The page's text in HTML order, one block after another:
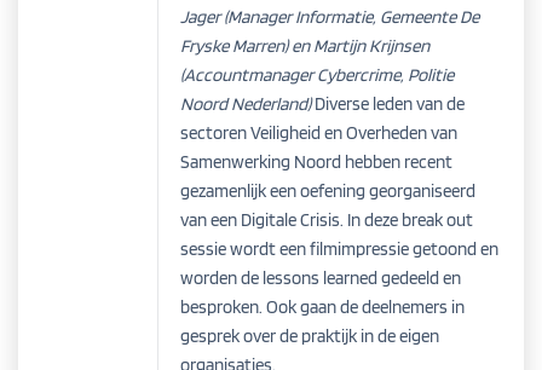
Jager (Manager Informatie, Gemeente De
FryskeMarren) enMartijnKrijnsen
(Accountmanager Cybercrime, Politie
Noord Nederland)Diverse leden van de
sectoren Veiligheid en Overheden van
Samenwerking Noord hebben recent
gezamenlijk een oefening georganiseerd
van een Digitale Crisis. In deze break out
sessie wordt een filmimpressie getoond en
worden de lessons learned gedeeld en
besproken. Ook gaan de deelnemers in
gesprek over de praktijk in de eigen
organisaties.